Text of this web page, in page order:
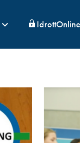
IdrottOnline